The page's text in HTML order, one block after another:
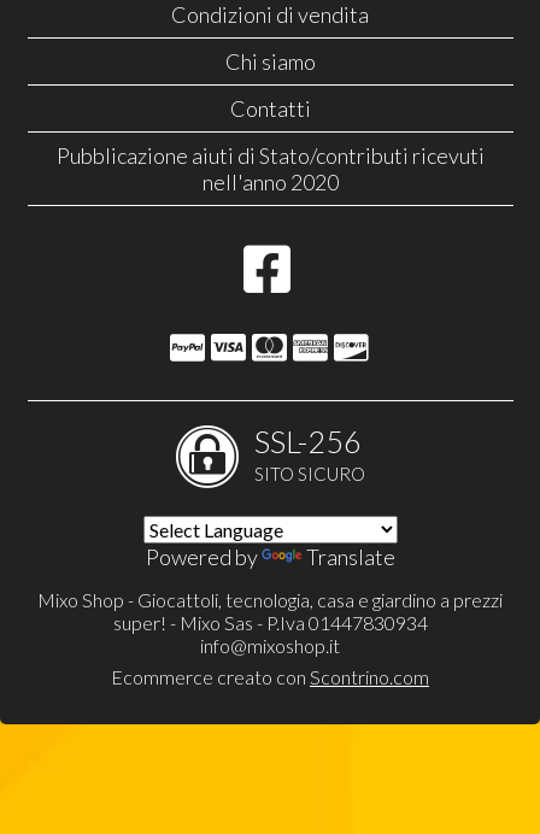
Condizioni di vendita
Chi siamo
Contatti
Pubblicazione aiuti di Stato/contributi ricevuti
nell'anno 2020
SSL-256
SITO SICURO
Powered by Translate
Mixo Shop - Giocattoli, tecnologia, casa e giardino a prezzi
super! - Mixo Sas - P.Iva 01447830934
info@mixoshop.it
Ecommerce creato con Scontrino.com